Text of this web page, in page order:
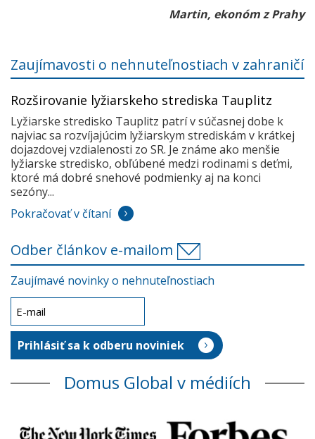
Martin, ekonóm z Prahy
Zaujímavosti o nehnuteľnostiach v zahraničí
Rozširovanie lyžiarskeho strediska Tauplitz
Lyžiarske stredisko Tauplitz patrí v súčasnej dobe k
najviac sa rozvíjajúcim lyžiarskym strediskám v krátkej
dojazdovej vzdialenosti zo SR. Je známe ako menšie
lyžiarske stredisko, obľúbené medzi rodinami s deťmi,
ktoré má dobré snehové podmienky aj na konci
sezóny...
Pokračovať v čítaní
Odber článkov e-mailom
Zaujímavé novinky o nehnuteľnostiach
Domus Global v médiích